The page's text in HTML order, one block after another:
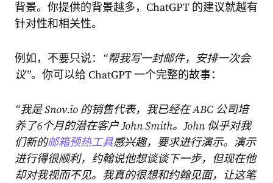
背景。你提供的背景越多，ChatGPT 的建议就越有
针对性和相关性。
例如，不要只说： “帮我写一封邮件，安排一次会
议”。你可以给 ChatGPT 一个完整的故事：
“我是 Snov.io 的销售代表，我已经在 ABC 公司培
养了6个月的潜在客户 John Smith。John 似乎对我
们新的邮箱预热工具感兴趣，要求进行演示。演示
进行得很顺利，约翰说他想谈谈下一步，但现在他
却对我视而不见。我真的很想和约翰见面，让这笔